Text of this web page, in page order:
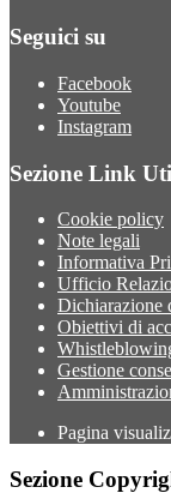
Seguici su
Facebook
Youtube
Instagram
Sezione Link
Cookie policy
Note legali
Informativa
Ufficio
Dichiarazione
Obiettivi di
Gestione
Pagina
Sezione